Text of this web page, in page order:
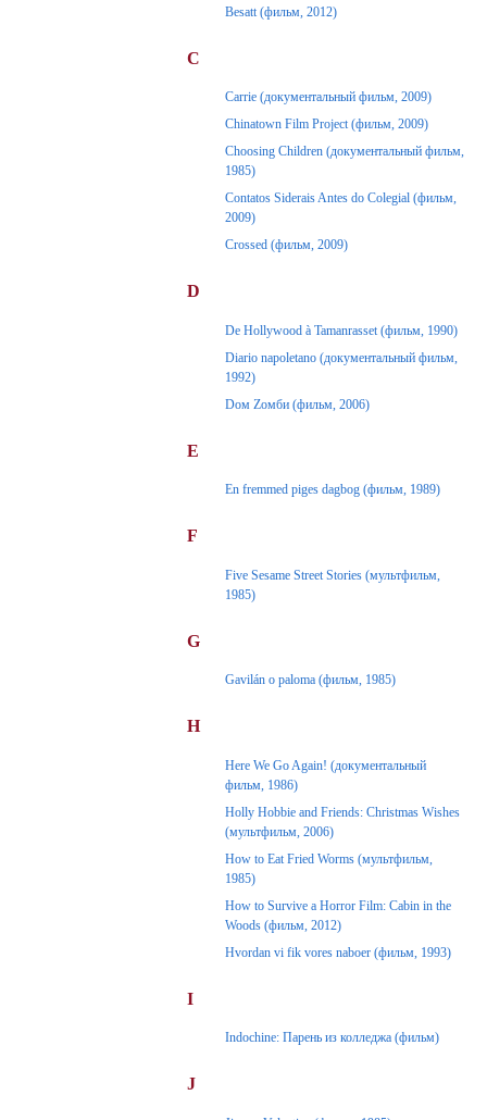
Besatt (фильм, 2012)
C
Carrie (документальный фильм, 2009)
Chinatown Film Project (фильм, 2009)
Choosing Children (документальный фильм,
1985)
Contatos Siderais Antes do Colegial (фильм,
2009)
Crossed (фильм, 2009)
D
De Hollywood à Tamanrasset (фильм, 1990)
Diario napoletano (документальный фильм,
1992)
Dом Zомби (фильм, 2006)
E
En fremmed piges dagbog (фильм, 1989)
F
Five Sesame Street Stories (мультфильм,
1985)
G
Gavilán o paloma (фильм, 1985)
H
Here We Go Again! (документальный
фильм, 1986)
Holly Hobbie and Friends: Christmas Wishes
(мультфильм, 2006)
How to Eat Fried Worms (мультфильм,
1985)
How to Survive a Horror Film: Cabin in the
Woods (фильм, 2012)
Hvordan vi fik vores naboer (фильм, 1993)
I
Indochine: Парень из колледжа (фильм)
J